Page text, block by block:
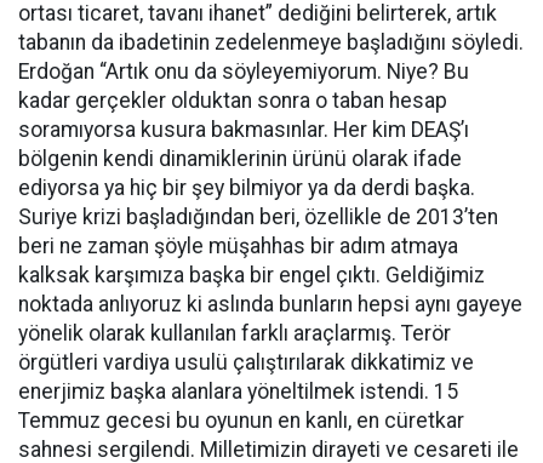
ortası ticaret, tavanı ihanet” dediğini belirterek, artık
tabanın da ibadetinin zedelenmeye başladığını söyledi.
Erdoğan “Artık onu da söyleyemiyorum. Niye? Bu
kadar gerçekler olduktan sonra o taban hesap
soramıyorsa kusura bakmasınlar. Her kim DEAŞ’ı
bölgenin kendi dinamiklerinin ürünü olarak ifade
ediyorsa ya hiç bir şey bilmiyor ya da derdi başka.
Suriye krizi başladığından beri, özellikle de 2013’ten
beri ne zaman şöyle müşahhas bir adım atmaya
kalksak karşımıza başka bir engel çıktı. Geldiğimiz
noktada anlıyoruz ki aslında bunların hepsi aynı gayeye
yönelik olarak kullanılan farklı araçlarmış. Terör
örgütleri vardiya usulü çalıştırılarak dikkatimiz ve
enerjimiz başka alanlara yöneltilmek istendi. 15
Temmuz gecesi bu oyunun en kanlı, en cüretkar
sahnesi sergilendi. Milletimizin dirayeti ve cesareti ile